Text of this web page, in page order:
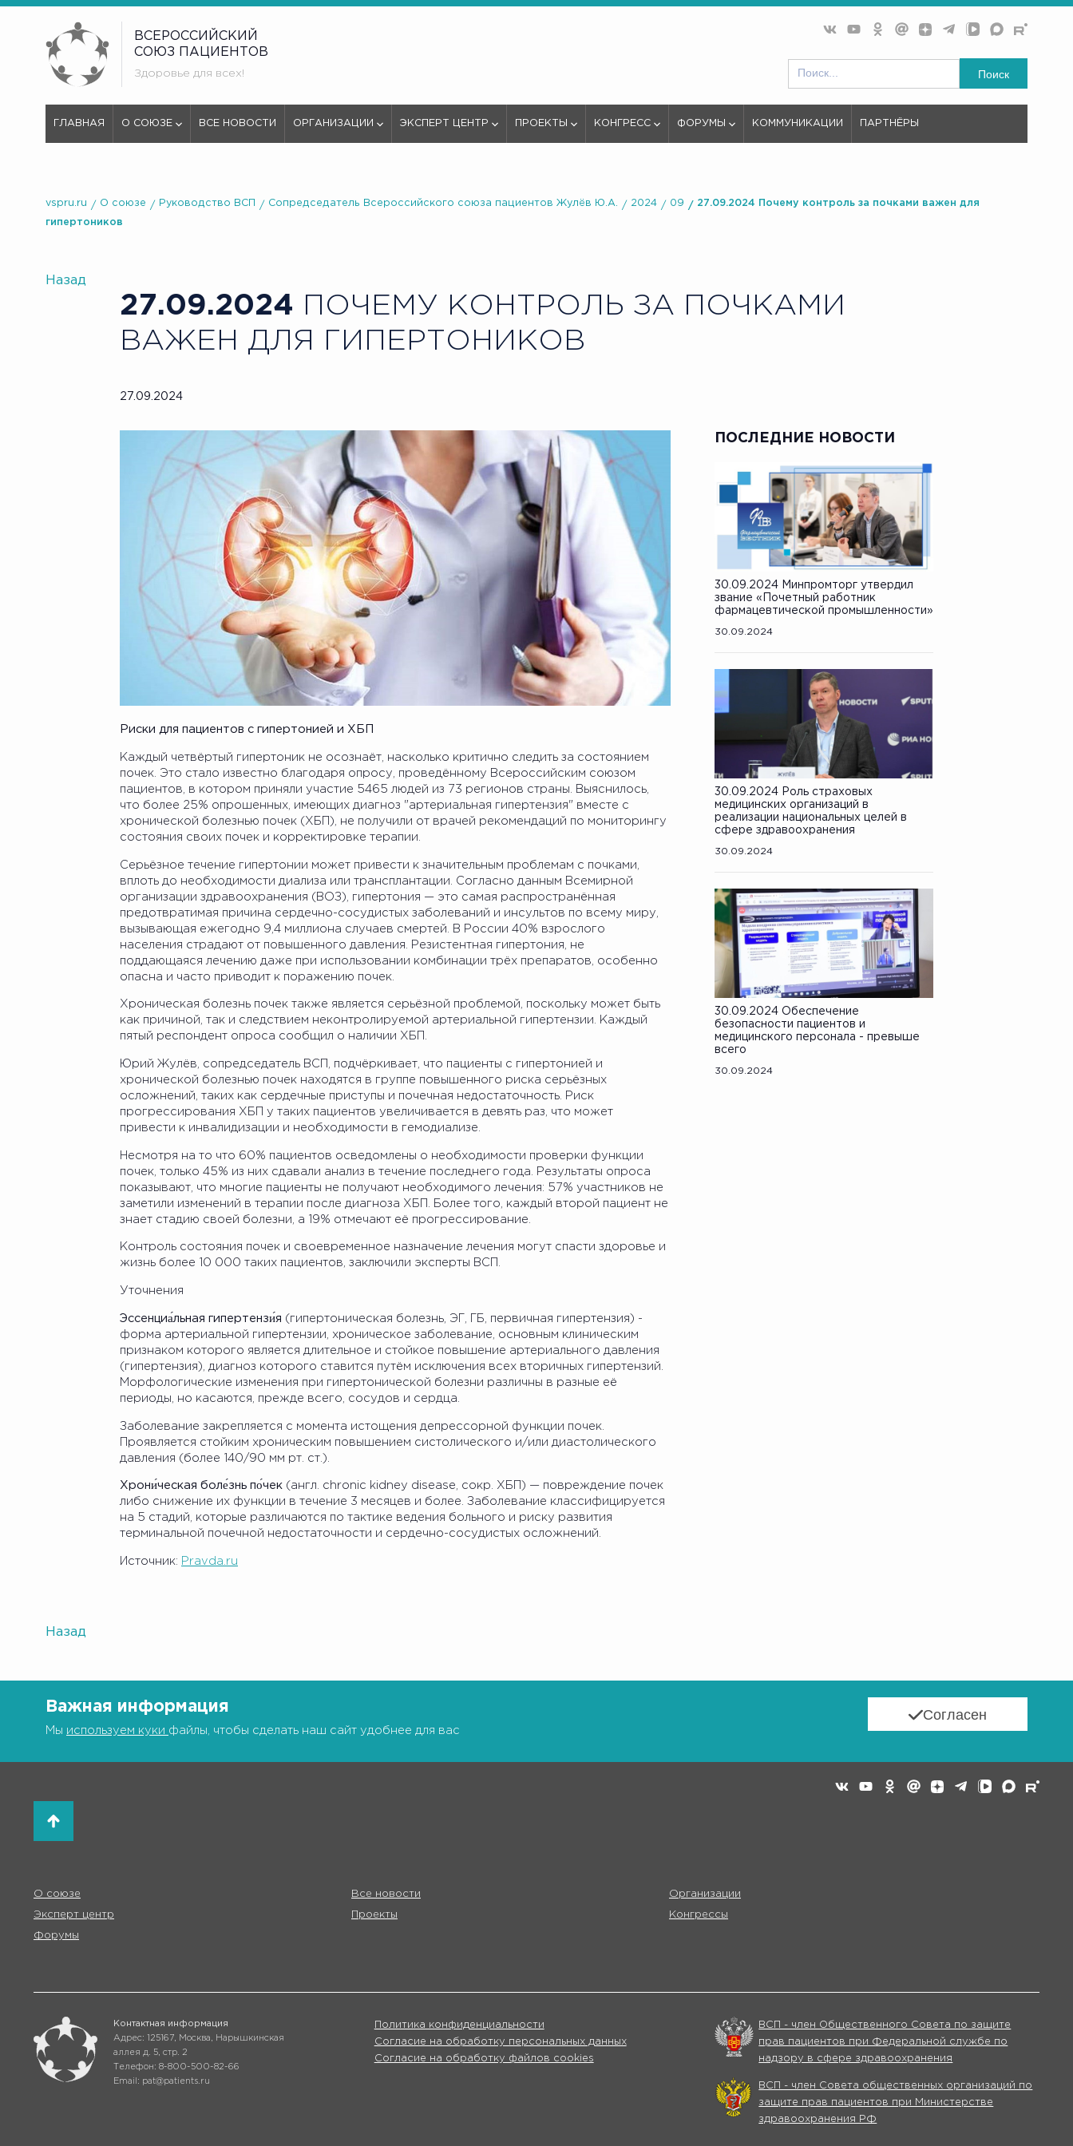
ВСЕРОССИЙСКИЙ
СОЮЗ ПАЦИЕНТОВ
Здоровье для всех! Поиск
ГЛАВНАЯ О СОЮЗЕ ВСЕ НОВОСТИ ОРГАНИЗАЦИИ ЭКСПЕРТ ЦЕНТР ПРОЕКТЫ КОНГРЕСС ФОРУМЫ КОММУНИКАЦИИ ПАРТНЁРЫ
vspru.ru О союзе Руководство ВСП Сопредседатель Всероссийского союза пациентов Жулёв Ю.А. 2024 09 27.09.2024 Почему контроль за почками важен для
гипертоников
Назад
27.09.2024 ПОЧЕМУ КОНТРОЛЬ ЗА ПОЧКАМИ
ВАЖЕН ДЛЯ ГИПЕРТОНИКОВ
27.09.2024
Риски для пациентов с гипертонией и ХБП
Каждый четвёртый гипертоник не осознаёт, насколько критично следить за состоянием
почек. Это стало известно благодаря опросу, проведённому Всероссийским союзом
пациентов, в котором приняли участие 5465 людей из 73 регионов страны. Выяснилось,
что более 25% опрошенных, имеющих диагноз "артериальная гипертензия" вместе с
хронической болезнью почек (ХБП), не получили от врачей рекомендаций по мониторингу
состояния своих почек и корректировке терапии.
Серьёзное течение гипертонии может привести к значительным проблемам с почками,
вплоть до необходимости диализа или трансплантации. Согласно данным Всемирной
организации здравоохранения (ВОЗ), гипертония — это самая распространённая
предотвратимая причина сердечно-сосудистых заболеваний и инсультов по всему миру,
вызывающая ежегодно 9,4 миллиона случаев смертей. В России 40% взрослого
населения страдают от повышенного давления. Резистентная гипертония, не
поддающаяся лечению даже при использовании комбинации трёх препаратов, особенно
опасна и часто приводит к поражению почек.
Хроническая болезнь почек также является серьёзной проблемой, поскольку может быть
как причиной, так и следствием неконтролируемой артериальной гипертензии. Каждый
пятый респондент опроса сообщил о наличии ХБП.
Юрий Жулёв, сопредседатель ВСП, подчёркивает, что пациенты с гипертонией и
хронической болезнью почек находятся в группе повышенного риска серьёзных
осложнений, таких как сердечные приступы и почечная недостаточность. Риск
прогрессирования ХБП у таких пациентов увеличивается в девять раз, что может
привести к инвалидизации и необходимости в гемодиализе.
Несмотря на то что 60% пациентов осведомлены о необходимости проверки функции
почек, только 45% из них сдавали анализ в течение последнего года. Результаты опроса
показывают, что многие пациенты не получают необходимого лечения: 57% участников не
заметили изменений в терапии после диагноза ХБП. Более того, каждый второй пациент не
знает стадию своей болезни, а 19% отмечают её прогрессирование.
Контроль состояния почек и своевременное назначение лечения могут спасти здоровье и
жизнь более 10 000 таких пациентов, заключили эксперты ВСП.
Уточнения
Эссенциа́льная гипертензи́я (гипертоническая болезнь, ЭГ, ГБ, первичная гипертензия) -
форма артериальной гипертензии, хроническое заболевание, основным клиническим
признаком которого является длительное и стойкое повышение артериального давления
(гипертензия), диагноз которого ставится путём исключения всех вторичных гипертензий.
Морфологические изменения при гипертонической болезни различны в разные её
периоды, но касаются, прежде всего, сосудов и сердца.
Заболевание закрепляется с момента истощения депрессорной функции почек.
Проявляется стойким хроническим повышением систолического и/или диастолического
давления (более 140/90 мм рт. ст.).
Хрони́ческая боле́знь по́чек (англ. chronic kidney disease, сокр. ХБП) — повреждение почек
либо снижение их функции в течение 3 месяцев и более. Заболевание классифицируется
на 5 стадий, которые различаются по тактике ведения больного и риску развития
терминальной почечной недостаточности и сердечно-сосудистых осложнений.
Источник: Pravda.ru
ПОСЛЕДНИЕ НОВОСТИ
30.09.2024 Минпромторг утвердил
звание «Почетный работник
фармацевтической промышленности»
30.09.2024
30.09.2024 Роль страховых
медицинских организаций в
реализации национальных целей в
сфере здравоохранения
30.09.2024
30.09.2024 Обеспечение
безопасности пациентов и
медицинского персонала - превыше
всего
30.09.2024
Назад
Важная информация
Мы используем куки файлы, чтобы сделать наш сайт удобнее для вас
Согласен
О союзе Все новости Организации
Эксперт центр Проекты Конгрессы
Форумы
Контактная информация
Адрес: 125167, Москва, Нарышкинская
аллея д. 5, стр. 2
Телефон: 8-800-500-82-66
Email: pat@patients.ru
Политика конфиденциальности
Согласие на обработку персональных данных
Согласие на обработку файлов cookies
ВСП - член Общественного Совета по защите
прав пациентов при Федеральной службе по
надзору в сфере здравоохранения
ВСП - член Совета общественных организаций по
защите прав пациентов при Министерстве
здравоохранения РФ